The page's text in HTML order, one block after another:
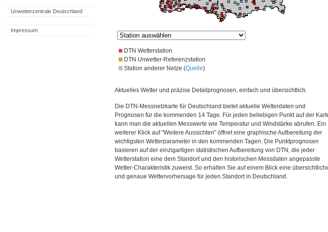
Unwetterzentrale Deutschland
Impressum
DTN Wetterstation
DTN Unwetter-Referenzstation
Station anderer Netze (Quelle)
Aktuelles Wetter und präzise Detailprognosen, einfach und übersichtlich.
Die DTN-Messnetzkarte für Deutschland bietet aktuelle Wetterdaten und
Prognosen für die kommenden 14 Tage. Für jeden beliebigen Punkt auf der
kann man die aktuellen Messwerte wie Temperatur und Windstärke abrufen. Ein
weiterer Klick auf "Weitere Aussichten" öffnet eine graphische Aufbereitung der
wichtigsten Wetterparameter in den kommenden Tagen. Die Punktprognosen
basieren auf der einzigartigen statistischen Aufbereitung von DTN, die jeder
Wetterstation eine dem Standort und den historischen Messdaten angepasste
Wetter-Charakteristik zuweist. So erhalten Sie auf einem Blick eine
und genaue Wettervorhersage für jeden Standort in Deutschland.